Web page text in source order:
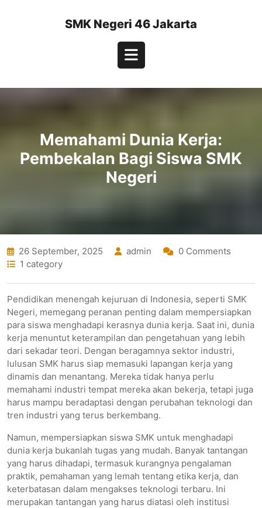
SMK Negeri 46 Jakarta
Open
Button
Memahami Dunia Kerja:
Pembekalan Bagi Siswa SMK
Negeri
26 September, 2025 admin
0 Comments
1 category
Pendidikan menengah kejuruan di Indonesia, seperti SMK
Negeri, memegang peranan penting dalam mempersiapkan
para siswa menghadapi kerasnya dunia kerja. Saat ini, dunia
kerja menuntut keterampilan dan pengetahuan yang lebih
dari sekadar teori. Dengan beragamnya sektor industri,
lulusan SMK harus siap memasuki lapangan kerja yang
dinamis dan menantang. Mereka tidak hanya perlu
memahami industri tempat mereka akan bekerja, tetapi juga
harus mampu beradaptasi dengan perubahan teknologi dan
tren industri yang terus berkembang.
Namun, mempersiapkan siswa SMK untuk menghadapi
dunia kerja bukanlah tugas yang mudah. Banyak tantangan
yang harus dihadapi, termasuk kurangnya pengalaman
praktik, pemahaman yang lemah tentang etika kerja, dan
keterbatasan dalam mengakses teknologi terbaru. Ini
merupakan tantangan yang harus diatasi oleh institusi